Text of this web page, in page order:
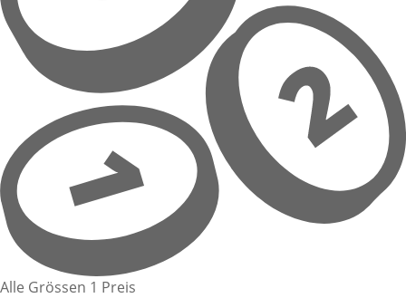
Alle Grössen 1 Preis